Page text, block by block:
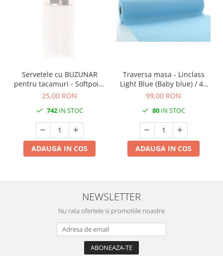
Servetele cu BUZUNAR
pentru tacamuri - Softpoint
(Alb) / 33 x 40 cm / 50 buc
25,00 RON
742IN STOC
ADAUGA IN COS
Traversa masa - Linclass
Light Blue (Baby blue) / 40
cm x 24 m / 1 rola
99,00 RON
80 IN STOC
ADAUGA IN COS
NEWSLETTER
Nu rata ofertele si promotiile noastre